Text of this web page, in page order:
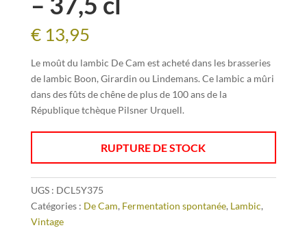
€13,95
Le moût du lambic De Cam est acheté dans les brasseries
de lambic Boon, Girardin ou Lindemans. Ce lambic a mûri
dans des fûts de chêne de plus de 100 ans de la
République tchèque Pilsner Urquell.
RUPTURE DE STOCK
UGS : DCL5Y375
Catégories : De Cam, Fermentation spontanée, Lambic,
Vintage